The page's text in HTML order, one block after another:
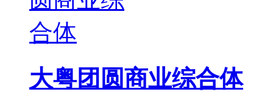
大粤团圆商业综合体